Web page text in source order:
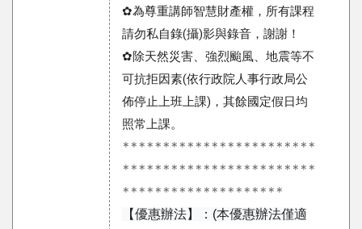
✿為尊重講師智慧財產權，所有課程
請勿私自錄(攝)影與錄音，謝謝！
✿除天然災害、強烈颱風、地震等不
可抗拒因素(依行政院人事行政局公
佈停止上班上課)，其餘國定假日均
照常上課。
************************
************************
********************
【優惠辦法】：(本優惠辦法僅適